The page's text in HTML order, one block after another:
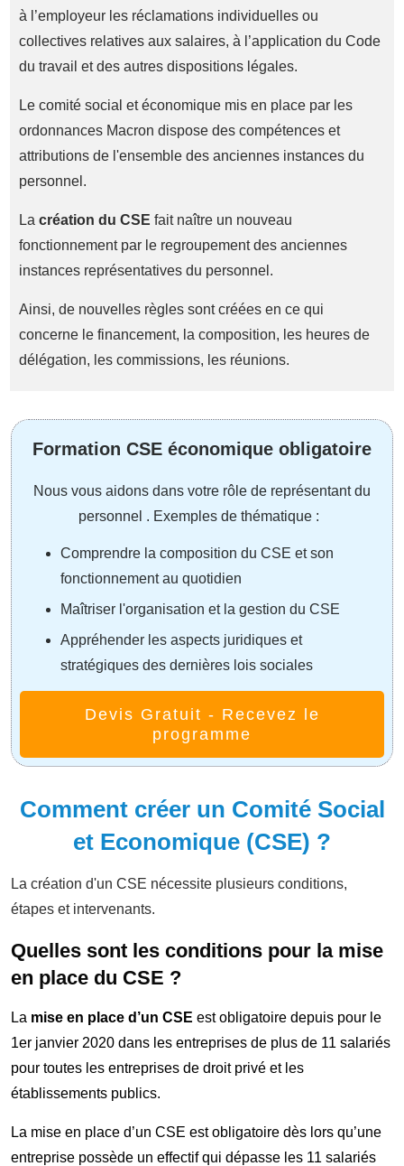
à l’employeur les réclamations individuelles ou
collectives relatives aux salaires, à l’application du Code
du travail et des autres dispositions légales.
Le comité social et économique mis en place par les
ordonnances Macron dispose des compétences et
attributions de l'ensemble des anciennes instances du
personnel.
La création du CSE fait naître un nouveau
fonctionnement par le regroupement des anciennes
instances représentatives du personnel.
Ainsi, de nouvelles règles sont créées en ce qui
concerne le financement, la composition, les heures de
délégation, les commissions, les réunions.
Formation CSE économique obligatoire
Nous vous aidons dans votre rôle de représentant du
personnel . Exemples de thématique :
Comprendre la composition du CSE et son
fonctionnement au quotidien
Maîtriser l'organisation et la gestion du CSE
Appréhender les aspects juridiques et
stratégiques des dernières lois sociales
Devis Gratuit - Recevez le
programme
Comment créer un Comité Social
et Economique (CSE) ?
La création d'un CSE nécessite plusieurs conditions,
étapes et intervenants.
Quelles sont les conditions pour la mise
en place du CSE ?
La mise en place d’un CSE est obligatoire depuis pour le
1er janvier 2020 dans les entreprises de plus de 11 salariés
pour toutes les entreprises de droit privé et les
établissements publics.
La mise en place d’un CSE est obligatoire dès lors qu’une
entreprise possède un effectif qui dépasse les 11 salariés